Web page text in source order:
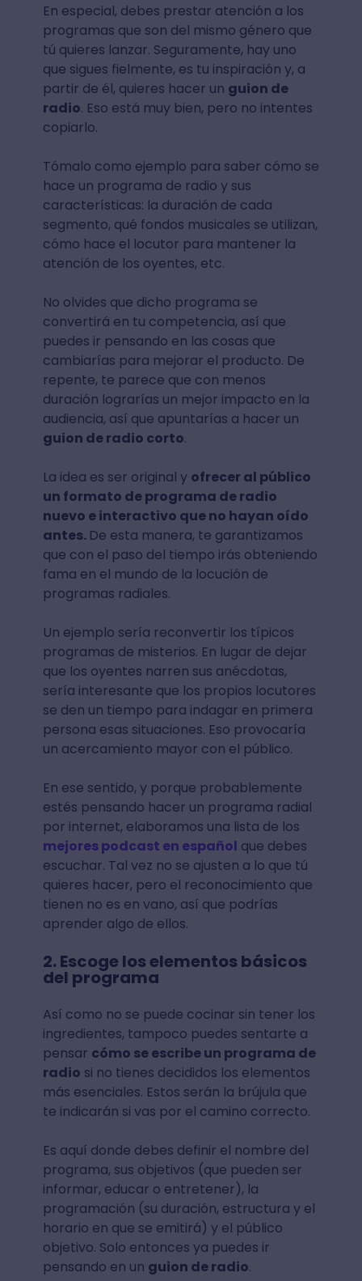
En especial, debes prestar atención a los
programas que son del mismo género que
tú quieres lanzar. Seguramente, hay uno
que sigues fielmente, es tu inspiración y, a
partir de él, quieres hacer un guion de
radio. Eso está muy bien, pero no intentes
copiarlo.
Tómalo como ejemplo para saber cómo se
hace un programa de radio y sus
características: la duración de cada
segmento, qué fondos musicales se utilizan,
cómo hace el locutor para mantener la
atención de los oyentes, etc.
No olvides que dicho programa se
convertirá en tu competencia, así que
puedes ir pensando en las cosas que
cambiarías para mejorar el producto. De
repente, te parece que con menos
duración lograrías un mejor impacto en la
audiencia, así que apuntarías a hacer un
guion de radio corto.
La idea es ser original y ofrecer al público
un formato de programa de radio
nuevo e interactivo que no hayan oído
antes. De esta manera, te garantizamos
que con el paso del tiempo irás obteniendo
fama en el mundo de la locución de
programas radiales.
Un ejemplo sería reconvertir los típicos
programas de misterios. En lugar de dejar
que los oyentes narren sus anécdotas,
sería interesante que los propios locutores
se den un tiempo para indagar en primera
persona esas situaciones. Eso provocaría
un acercamiento mayor con el público.
En ese sentido, y porque probablemente
estés pensando hacer un programa radial
por internet, elaboramos una lista de los
mejores podcast en español que debes
escuchar. Tal vez no se ajusten a lo que tú
quieres hacer, pero el reconocimiento que
tienen no es en vano, así que podrías
aprender algo de ellos.
2. Escoge los elementos básicos
del programa
Así como no se puede cocinar sin tener los
ingredientes, tampoco puedes sentarte a
pensar cómo se escribe un programa de
radio si no tienes decididos los elementos
más esenciales. Estos serán la brújula que
te indicarán si vas por el camino correcto.
Es aquí donde debes definir el nombre del
programa, sus objetivos (que pueden ser
informar, educar o entretener), la
programación (su duración, estructura y el
horario en que se emitirá) y el público
objetivo. Solo entonces ya puedes ir
pensando en un guion de radio.